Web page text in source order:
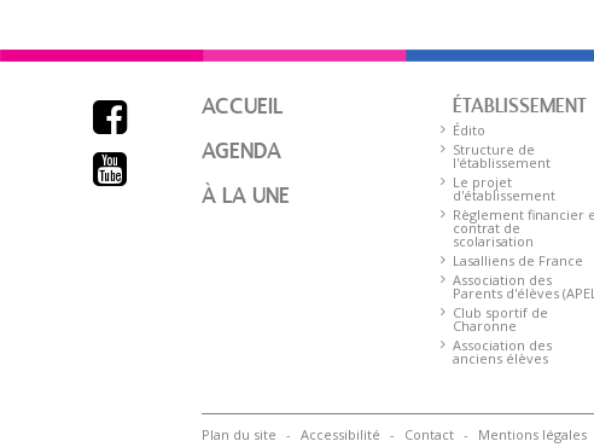


ACCUEIL
AGENDA
À LA UNE
ÉTABLISSEMENT
Édito
Structure de
l'établissement
Le projet
d'établissement
Règlement financier
contrat de
scolarisation
Lasalliens de France
Association des
Parents d'élèves
Club sportif de
Charonne
Association des
anciens élèves
Plan du site Accessibilité Contact Mentions légales